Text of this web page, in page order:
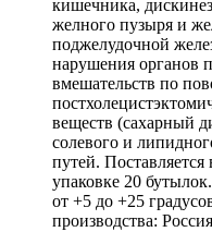
кишечника,
желного пузыря и
поджелудочной
нарушения органов
вмешательств по
веществ (сахарный
солевого и
путей.
упаковке 20
от +5 до +25
производства: